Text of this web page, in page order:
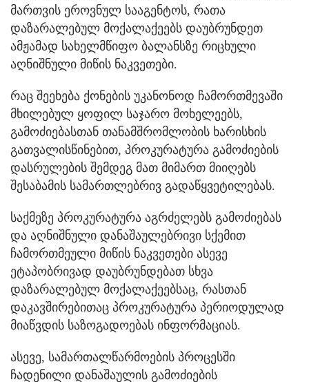
მართვის ეროვნულ სააგენტოს, რათა
დაზარალებულ მოქალაქეებს დაუბრუნდეთ
ამჟამად სახელმწიფო ბალანსზე რიცხული
აღნიშნული მიწის ნაკვეთები.
რაც შეეხება ქონების უკანონოდ ჩამორთმევაში
მხილებულ ყოფილ საჯარო მოხელეებს,
გამოძიებასთან თანამშრომლობის ხარისხის
გათვალისწინებით, პროკურატურა გამოძიების
დასრულების შემდეგ მათ მიმართ მიიღებს
შესაბამის სამართლებრივ გადაწყვეტილებას.
საქმეზე პროკურატურა აგრძელებს გამოძიებას
და აღნიშნული დანაშაულებრივი სქემით
ჩამორთმეული მიწის ნაკვეთები ასევე
ეტაპობრივად დაუბრუნდებათ სხვა
დაზარალებულ მოქალაქეებსაც, რასთან
დაკავშირებითაც პროკურატურა პერიოდულად
მიაწვდის საზოგადოებას ინფორმაციას.
ასევე, სამართალწარმოების პროცესში
ჩადენილი დანაშაულის გამოძიების